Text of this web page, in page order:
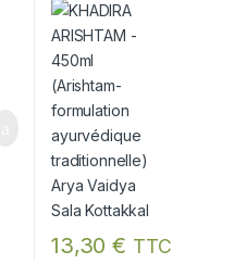
traditionnelle) Arya Vaidya
Sala Kottakkal
13,30€ TTC